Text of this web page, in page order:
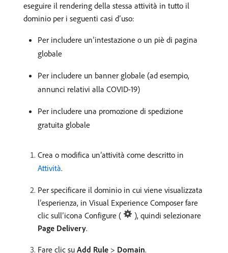
eseguire il rendering della stessa attività in tutto il
dominio per i seguenti casi d’uso:
Per includere un’intestazione o un piè di pagina
globale
Per includere un banner globale (ad esempio,
annunci relativi alla COVID-19)
Per includere una promozione di spedizione
gratuita globale
Crea o modifica un’attività come descritto in
Attività.
Per specificare il dominio in cui viene visualizzata
l’esperienza, in Visual Experience Composer fare
clic sull’icona Configure (
), quindi selezionare
Page Delivery.
Fare clic su Add Rule > Domain.